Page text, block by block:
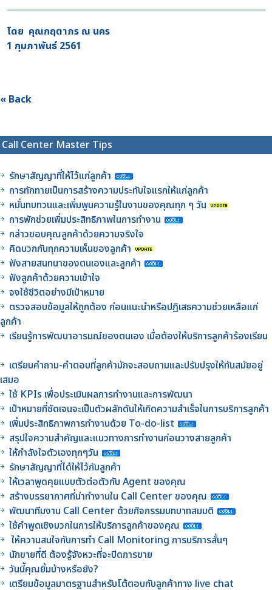
โดย คุณกฤตาภร ณ นคร
1 กุมภาพันธ์ 2561
« Back
Call Center Master Tips
รักษาสัญญาที่ให้ไว้แก่ลูกค้า
การทักทายเป็นการสร้างความประทับใจแรกให้แก่ลูกค้า
หมั่นทบทวนและเพิ่มพูนความรู้ในงานของคุณทุก ๆ วัน
การพักช่วยเพิ่มประสิทธิภาพในการทำงาน
กล่าวขอบคุณลูกค้าด้วยความจริงใจ
คิดบวกกับทุกความเห็นของลูกค้า
ฟังสายสนทนาของตนเองและลูกค้า
ฟังลูกค้าด้วยความเข้าใจ
จงใช้ชีวิตอย่างมีเป้าหมาย
ตรวจสอบข้อมูลให้ถูกต้อง ก่อนแนะนำหรือปฏิเสธความช่วยเหลือแก่
ลูกค้า
เรียนรู้การพัฒนาอารมณ์ของตนเอง เมื่อต้องให้บริการลูกค้าร้องเรียน
เตรียมคำถาม-คำตอบที่ลูกค้ามักจะสอบถามและปรับปรุงให้ทันสมัยอยู่
เสมอ
ใช้ KPIs เพื่อประเมินผลการทำงานและการพัฒนา
เป้าหมายที่ชัดเจนจะเป็นตัวผลักดันให้เกิดความสำเร็จในการบริการลูกค้า
เพิ่มประสิทธิภาพการทำงานด้วย To-do-list
สรุปใจความสำคัญและแนวทางการทำงานก่อนวางสายลูกค้า
ให้กำลังใจตัวเองทุกๆวัน
รักษาสัญญาที่ได้ให้ไว้กับลูกค้า
ให้เวลาพูดคุยแบบตัวต่อตัวกับ Agent ของคุณ
สร้างบรรยากาศที่น่าทำงานใน Call Center ของคุณ
พัฒนาทีมงาน Call Center ด้วยกิจกรรมบทบาทสมมติ
ใช้คำพูดเชิงบวกในการให้บริการลูกค้าของคุณ
ให้ความสนใจกับการทำ Call Monitoring การบริการสั้นๆ
นักขายที่ดี ต้องรู้จังหวะที่จะปิดการขาย
วันนี้คุณยิ้มบ้างหรือยัง?
เตรียมข้อมูลมาตรฐานสำหรับโต้ตอบกับลูกค้าทาง live chat